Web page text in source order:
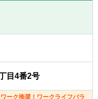
進経験を有する方
経験等があれば尚歓迎い
点でのビジネス経験
スキルを活用し、データ
セスの改善・高度化の経
経験、テクノロジーを活
ーとして会社と一緒に企
ことが期待されていま
適応し、クライアント
までの全てのフェーズで
いビジネスマインドをお
います。資格やバックグ
か国以上の多様性に富ん
目4番2号
ーク推奨！ワークライフバラ